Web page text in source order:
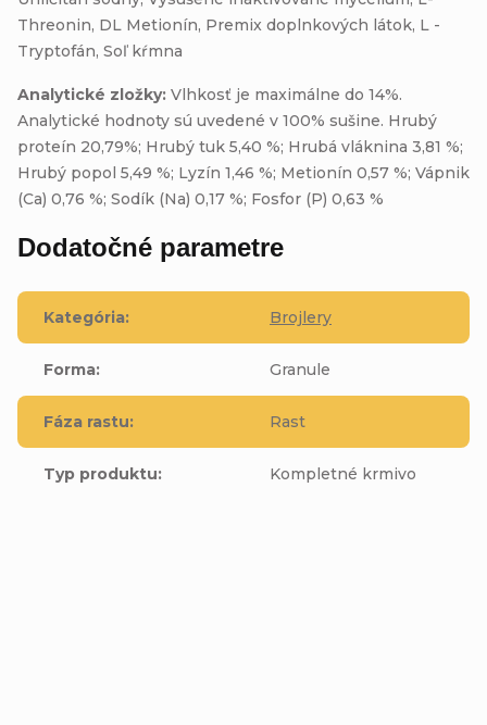
Threonin, DL Metionín, Premix doplnkových látok, L -
Tryptofán, Soľ kŕmna
Analytické zložky: Vlhkosť je maximálne do 14%.
Analytické hodnoty sú uvedené v 100% sušine. Hrubý
proteín 20,79%; Hrubý tuk 5,40 %; Hrubá vláknina 3,81 %;
Hrubý popol 5,49 %; Lyzín 1,46 %; Metionín 0,57 %; Vápnik
(Ca) 0,76 %; Sodík (Na) 0,17 %; Fosfor (P) 0,63 %
Dodatočné parametre
Kategória: Brojlery
Forma: Granule
Fáza rastu: Rast
Typ produktu: Kompletné krmivo